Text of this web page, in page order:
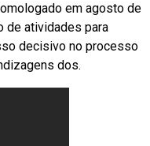
em agosto de
de atividades para
decisivo no processo
dos.